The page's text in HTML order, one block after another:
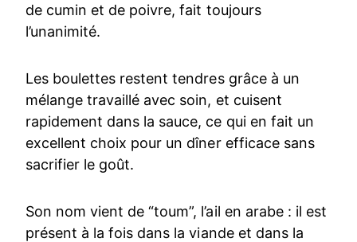
de cumin et de poivre, fait toujours
l’unanimité.
Les boulettes restent tendres grâce à un
mélange travaillé avec soin, et cuisent
rapidement dans la sauce, ce qui en fait un
excellent choix pour un dîner efficace sans
sacrifier le goût.
Son nom vient de “toum”, l’ail en arabe : il est
présent à la fois dans la viande et dans la